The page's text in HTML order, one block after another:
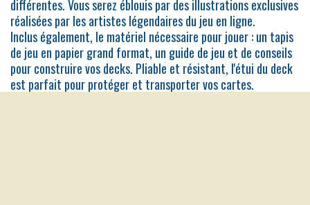
différentes. Vous serez éblouis par des illustrations exclusives
réalisées par les artistes légendaires du jeu en ligne.
Inclus également, le matériel nécessaire pour jouer : un tapis
de jeu en papier grand format, un guide de jeu et de conseils
pour construire vos decks. Pliable et résistant, l'étui du deck
est parfait pour protéger et transporter vos cartes.